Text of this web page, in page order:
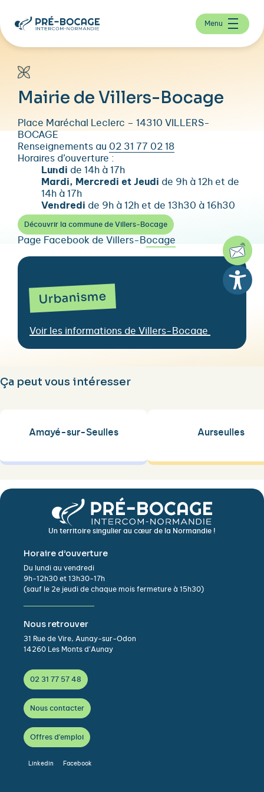
Menu
Mairie de Villers-Bocage
Place Maréchal Leclerc – 14310 VILLERS-
BOCAGE
Renseignements au 02 31 77 02 18
Horaires d’ouverture :
Lundi de 14h à 17h
Mardi, Mercredi et Jeudi de 9h à 12h et de
14h à 17h
Vendredi de 9h à 12h et de 13h30 à 16h30
Découvrir la commune de Villers-Bocage
Page Facebook de Villers-Bocage
Urbanisme
Voir les informations de Villers-Bocage
Ça peut vous intéresser
Amayé-sur-Seulles Aurseulles
Un territoire singulier au cœur de la Normandie !
Horaire d’ouverture
Du lundi au vendredi
9h-12h30 et 13h30-17h
(sauf le 2e jeudi de chaque mois fermeture à 15h30)
Nous retrouver
31 Rue de Vire, Aunay-sur-Odon
14260 Les Monts d’Aunay
02 31 77 57 48
Nous contacter
Offres d'emploi
Linkedin Facebook